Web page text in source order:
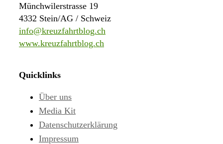
Münchwilerstrasse 19
4332 Stein/AG / Schweiz
info@kreuzfahrtblog.ch
www.kreuzfahrtblog.ch
Quicklinks
Über uns
Media Kit
Datenschutzerklärung
Impressum